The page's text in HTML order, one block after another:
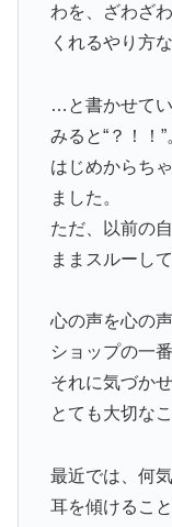
わを、ざわざ
くれるやり方
…と書かせて
みると“？！！”
はじめからち
ました。
ただ、以前の
ままスルーし
心の声を心の
ショップの一
それに気づか
とても大切な
最近では、何
耳を傾けるこ